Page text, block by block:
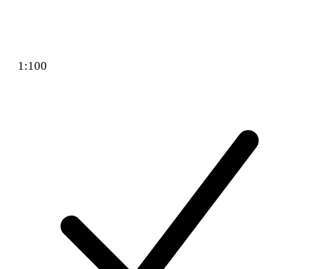
1:100